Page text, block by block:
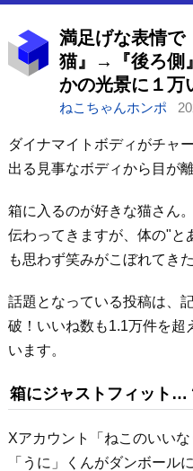
満足げな表情で
猫』→『後ろ側
かの光景に１万
ｗ」「ツヤツヤ
ねこちゃんホンポ
ダイナマイトボディがチャ
出る見事なボディから目が
箱に入るのが好きな猫さん
伝わってきますが、体の"と
も思わず笑みがこぼれてき
話題となっている投稿は、
破！いいね数も1.1万件を超
います。
箱にジャストフィット…
Xアカウント「ねこのいい
「うに」くんがダンボール